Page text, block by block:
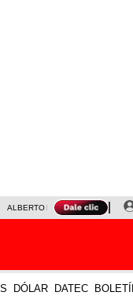
ALBERTO BENAVIDES
DÓLAR DATEC